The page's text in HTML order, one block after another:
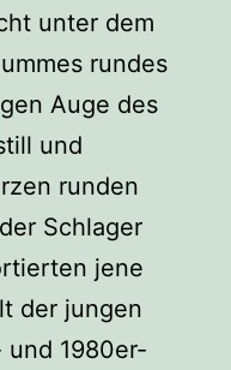
unter dem
rundes
Auge des
und
runden
Schlager
jene
der jungen
und 1980er-